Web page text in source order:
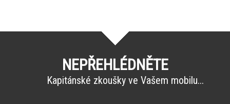
NEPŘEHLÉDNĚTE
Kapitánské zkoušky ve Vašem mobilu...